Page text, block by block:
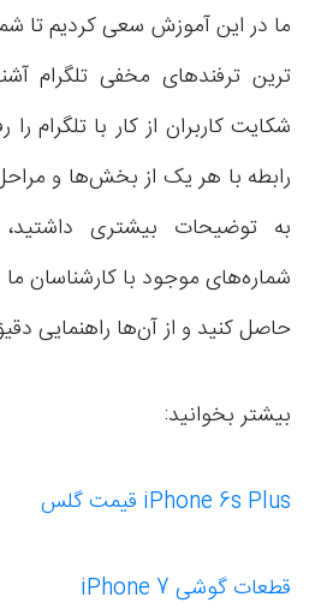
ما در این آموزش سعی کردیم تا
ترین ترفند‌های مخفی تلگرام
شکایت کاربران از کار با تلگرام
رابطه با هر یک از بخش‌ها و
به توضیحات بیشتری
شماره‌های موجود با کارشناسان
حاصل کنید و از آن‌ها راهنمایی
بیشتر بخوانید:
iPhone 6s Plus قیمت گلس
قطعات گوشی iPhone 7